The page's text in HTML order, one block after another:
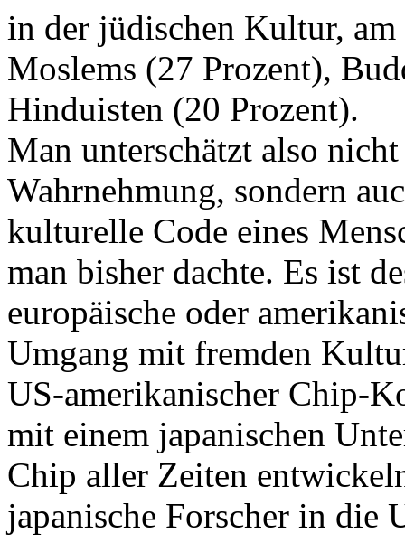
in der jüdischen Kultur, am
Moslems (27 Prozent),
Hinduisten (20 Prozent).
Man unterschätzt also
Wahrnehmung, sondern
kulturelle Code eines
man bisher dachte. Es ist
europäische oder
Umgang mit fremden
US-amerikanischer Chip-
mit einem japanischen
Chip aller Zeiten
japanische Forscher in die